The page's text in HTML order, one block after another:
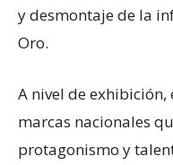
y desmontaje de la
Oro.
A nivel de exhibición,
marcas nacionales
protagonismo y